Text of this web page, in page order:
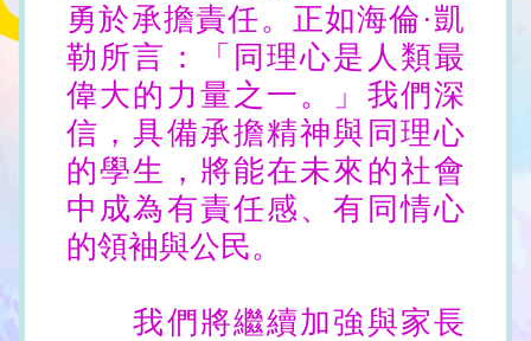
勇於承擔責任。正如海倫·凱
勒所言：「同理心是人類最
偉大的力量之一。」我們深
信，具備承擔精神與同理心
的學生，將能在未來的社會
中成為有責任感、有同情心
的領袖與公民。
我們將繼續加強與家長